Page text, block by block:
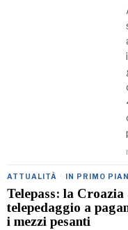
ATTUALITÀ · IN PRIMO
Telepass: la
telepedaggio a
i mezzi pesanti